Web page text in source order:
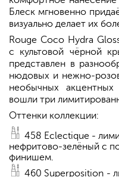
Блеск мгновенно
визуально делает их
Rouge Coco Hydra
с культовой чёрной
представлен в
нюдовых и нежно-
необычных
вошли три
Оттенки коллекции:
458 Eclectique -
нефритово-зелёный с
финишем.
460 Superposition -